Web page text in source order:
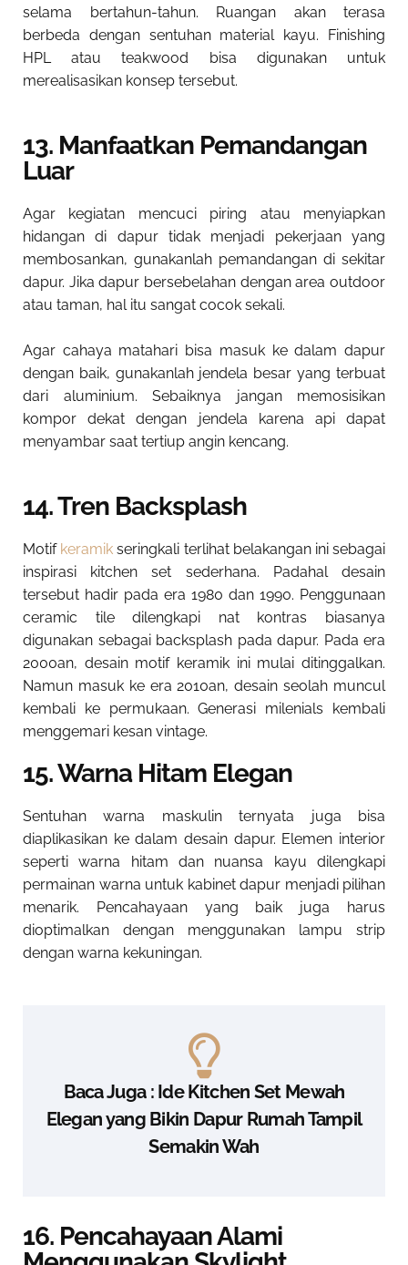
selama bertahun-tahun. Ruangan akan terasa
berbeda dengan sentuhan material kayu. Finishing
HPL atau teakwood bisa digunakan untuk
merealisasikan konsep tersebut.
13. Manfaatkan Pemandangan
Luar
Agar kegiatan mencuci piring atau menyiapkan
hidangan di dapur tidak menjadi pekerjaan yang
membosankan, gunakanlah pemandangan di sekitar
dapur. Jika dapur bersebelahan dengan area outdoor
atau taman, hal itu sangat cocok sekali.
Agar cahaya matahari bisa masuk ke dalam dapur
dengan baik, gunakanlah jendela besar yang terbuat
dari aluminium. Sebaiknya jangan memosisikan
kompor dekat dengan jendela karena api dapat
menyambar saat tertiup angin kencang.
14. Tren Backsplash
Motif keramik seringkali terlihat belakangan ini sebagai
inspirasi kitchen set sederhana. Padahal desain
tersebut hadir pada era 1980 dan 1990. Penggunaan
ceramic tile dilengkapi nat kontras biasanya
digunakan sebagai backsplash pada dapur. Pada era
2000an, desain motif keramik ini mulai ditinggalkan.
Namun masuk ke era 2010an, desain seolah muncul
kembali ke permukaan. Generasi milenials kembali
menggemari kesan vintage.
15. Warna Hitam Elegan
Sentuhan warna maskulin ternyata juga bisa
diaplikasikan ke dalam desain dapur. Elemen interior
seperti warna hitam dan nuansa kayu dilengkapi
permainan warna untuk kabinet dapur menjadi pilihan
menarik. Pencahayaan yang baik juga harus
dioptimalkan dengan menggunakan lampu strip
dengan warna kekuningan.
Baca Juga : Ide Kitchen Set Mewah
Elegan yang Bikin Dapur Rumah Tampil
Semakin Wah
16. Pencahayaan Alami